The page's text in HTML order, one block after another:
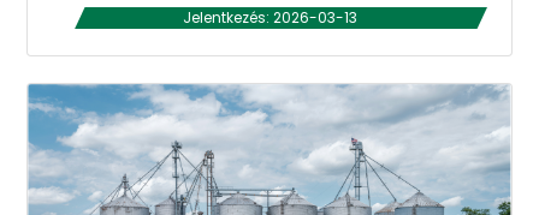
Jelentkezés: 2026-03-13